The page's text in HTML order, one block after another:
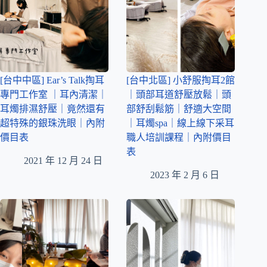
[台中中區] Ear’s Talk掏耳
專門工作室 ｜耳內清潔｜
耳燭排濕舒壓｜竟然還有
超特殊的銀珠洗眼｜內附
價目表
2021 年 12 月 24 日
[台中北區] 小舒服掏耳2館
｜頭部耳道舒壓放鬆｜頭
部舒刮鬆筋｜舒適大空間
｜耳燭spa｜線上線下采耳
職人培訓課程｜內附價目
表
2023 年 2 月 6 日